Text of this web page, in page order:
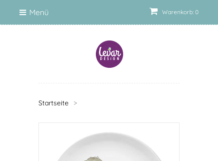
Warenkorb: 0
Menü
Startseite >